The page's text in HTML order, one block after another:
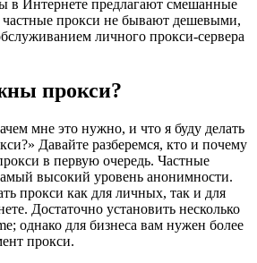
в Интернете предлагают смешанные
прокси не бывают дешевыми,
личного прокси-сервера
прокси?
мне это нужно, и что я буду делать
Давайте разберемся, кто и почему
в первую очередь. Частные
высокий уровень анонимности.
прокси как для личных, так и для
Достаточно установить несколько
однако для бизнеса вам нужен более
прокси.